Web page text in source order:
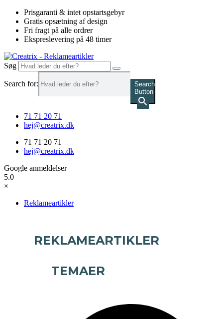
Videre
indhold
Prisgaranti & intet opstartsgebyr
Gratis opsætning af design
Fri fragt på alle ordrer
Ekspreslevering på 48 timer
Søg
Search for:
Search
Button
71 71 20 71
hej@creatrix.dk
71 71 20 71
hej@creatrix.dk
Google anmeldelser
5.0
×
Reklameartikler
REKLAMEARTIKLER
TEMAER